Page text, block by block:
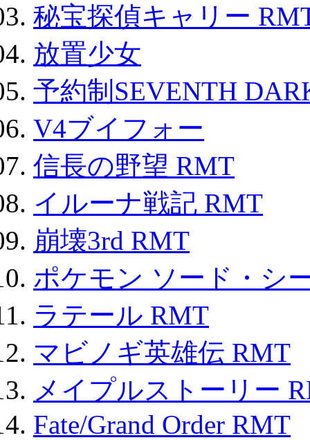
秘宝探偵キャリー
放置少女
予約制SEVENTH
V4ブイフォー
信長の野望 RMT
イルーナ戦記 RMT
崩壊3rd RMT
ポケモン ソード・シ
ラテール RMT
マビノギ英雄伝 RMT
メイプルストーリー
Fate/Grand Order RMT